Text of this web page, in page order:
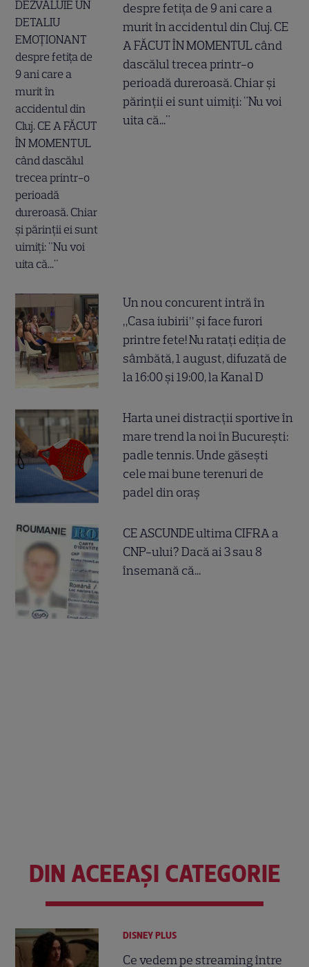
despre fetița de 9 ani care a
murit în accidentul din Cluj. CE
A FĂCUT ÎN MOMENTUL când
dascălul trecea printr-o
perioadă dureroasă. Chiar și
părinții ei sunt uimiți: "Nu voi
uita că..."
Un nou concurent intră în
„Casa iubirii” și face furori
printre fete! Nu ratați ediția de
sâmbătă, 1 august, difuzată de
la 16:00 și 19:00, la Kanal D
Harta unei distracții sportive în
mare trend la noi în București:
padle tennis. Unde găsești
cele mai bune terenuri de
padel din oraș
CE ASCUNDE ultima CIFRA a
CNP-ului? Dacă ai 3 sau 8
însemană că...
DIN ACEEAȘI CATEGORIE
DISNEY PLUS
Ce vedem pe streaming între